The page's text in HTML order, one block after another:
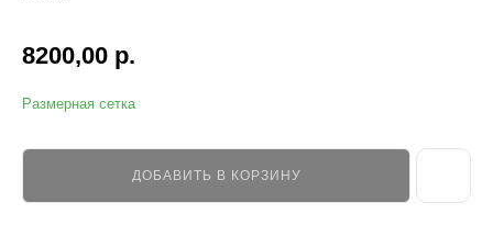
8200,00 р.
Размерная сетка
ДОБАВИТЬ В КОРЗИНУ